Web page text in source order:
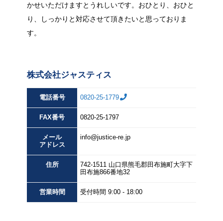
かせいただけますとうれしいです。おひとり、おひと
り、しっかりと対応させて頂きたいと思っておりま
す。
株式会社ジャスティス
電話番号 0820-25-1779
FAX番号 0820-25-1797
メール
アドレス
info@justice-re.jp
住所 742-1511 山口県熊毛郡田布施町大字下
田布施866番地32
営業時間 受付時間 9:00 - 18:00